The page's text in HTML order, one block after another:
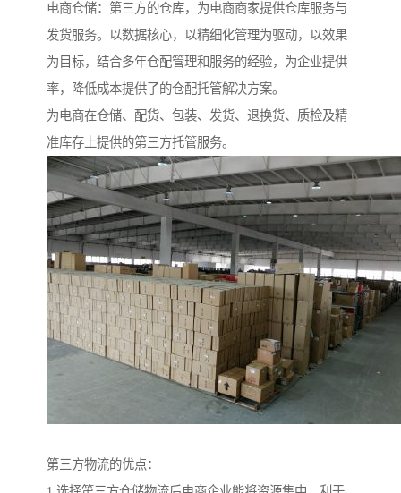
电商仓储：第三方的仓库，为电商商家提供仓库服务与
发货服务。以数据核心，以精细化管理为驱动，以效果
为目标，结合多年仓配管理和服务的经验，为企业提供
率，降低成本提供了的仓配托管解决方案。
为电商在仓储、配货、包装、发货、退换货、质检及精
准库存上提供的第三方托管服务。
第三方物流的优点：